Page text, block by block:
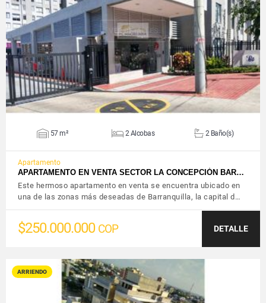
VER DETALLES
57 m² 2 Alcobas 2 Baño(s)
Apartamento
APARTAMENTO EN VENTA SECTOR LA CONCEPCIÓN BAR…
Este hermoso apartamento en venta se encuentra ubicado en
una de las zonas más deseadas de Barranquilla, la capital d…
$250.000.000 COP DETALLE
ARRIENDO